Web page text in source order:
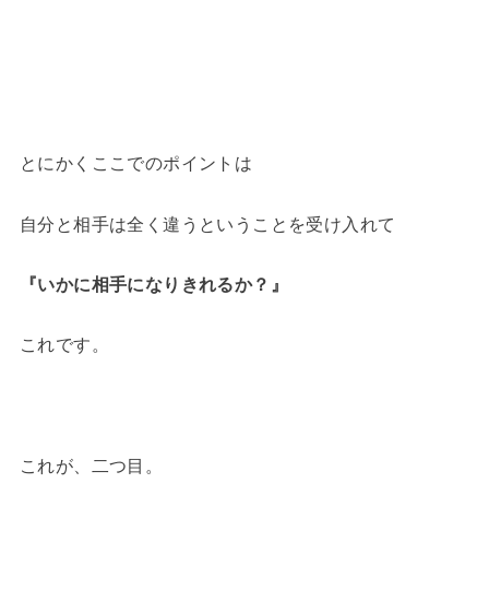
とにかくここでのポイントは
自分と相手は全く違うということを受け入れて
『いかに相手になりきれるか？』
これです。
これが、二つ目。